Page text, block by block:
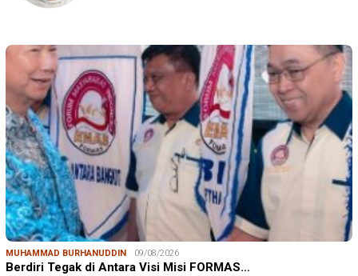
MUHAMMAD BURHANUDDIN 09/08/2026
Berdiri Tegak di Antara Visi Misi FORMAS…